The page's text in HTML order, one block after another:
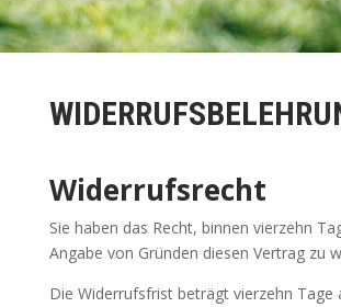
Widerrufsrecht
Sie haben das Recht, binnen vierzehn
Angabe von Gründen diesen Vertrag zu
Die Widerrufsfrist beträgt vierzehn Tage